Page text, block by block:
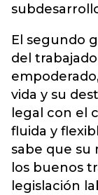
El segundo
del
vida y su
legal con el
fluida y
sabe que su
los buenos
legislación